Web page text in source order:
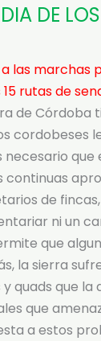
DIA DE
las marchas
15 rutas de
de Córdoba
cordobeses
necesario
continuas
de
ni un
que
la sierra
quads que
que
a estos